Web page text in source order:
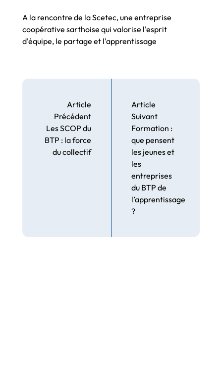
A la rencontre de la Scetec, une entreprise
coopérative sarthoise qui valorise l'esprit
d'équipe, le partage et l'apprentissage
Article
Précédent
Les SCOP du
BTP : la force
du collectif
Article
Suivant
Formation :
que pensent
les jeunes et
les
entreprises
du BTP de
l’apprentissage
?